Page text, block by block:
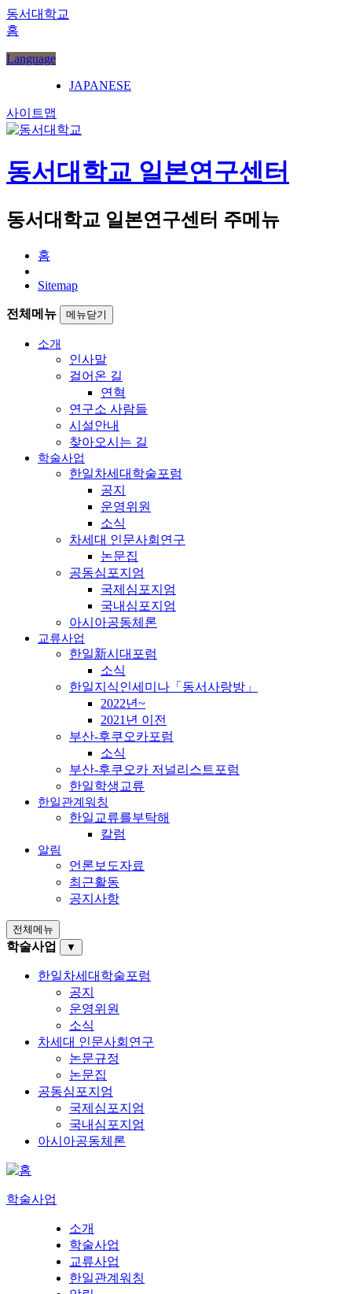
동서대학교
홈
Language
JAPANESE
사이트맵
동서대학교 일본연구센터
동서대학교 일본연구센터 주메뉴
홈
Sitemap
전체메뉴 메뉴닫기
소개
인사말
걸어온 길
연혁
연구소 사람들
시설안내
찾아오시는 길
학술사업
한일차세대학술포럼
공지
운영위원
소식
차세대 인문사회연구
논문집
공동심포지엄
국제심포지엄
국내심포지엄
아시아공동체론
교류사업
한일新시대포럼
소식
한일지식인세미나「동서사랑방」
2022년~
2021년 이전
부산-후쿠오카포럼
소식
부산-후쿠오카 저널리스트포럼
한일학생교류
한일관계워칭
한일교류를부탁해
칼럼
알림
언론보도자료
최근활동
공지사항
전체메뉴
학술사업 ▼
한일차세대학술포럼
공지
운영위원
소식
차세대 인문사회연구
논문규정
논문집
공동심포지엄
국제심포지엄
국내심포지엄
아시아공동체론
학술사업
소개
학술사업
교류사업
한일관계워칭